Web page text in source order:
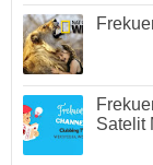
Satelit